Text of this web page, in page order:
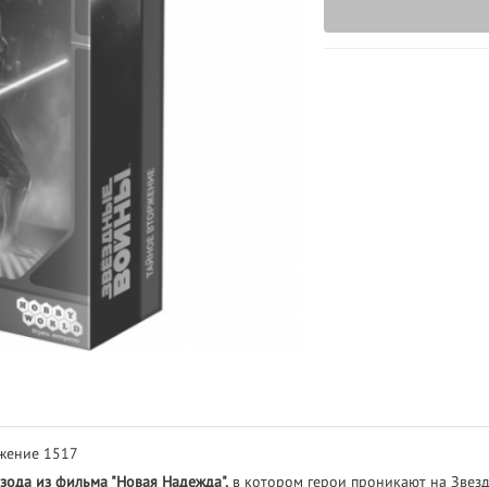
1517
из фильма "Новая Надежда", в котором герои проникают на